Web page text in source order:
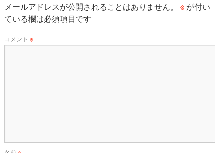
メールアドレスが公開されることはありません。 ※ が付い
ている欄は必須項目です
コメント※